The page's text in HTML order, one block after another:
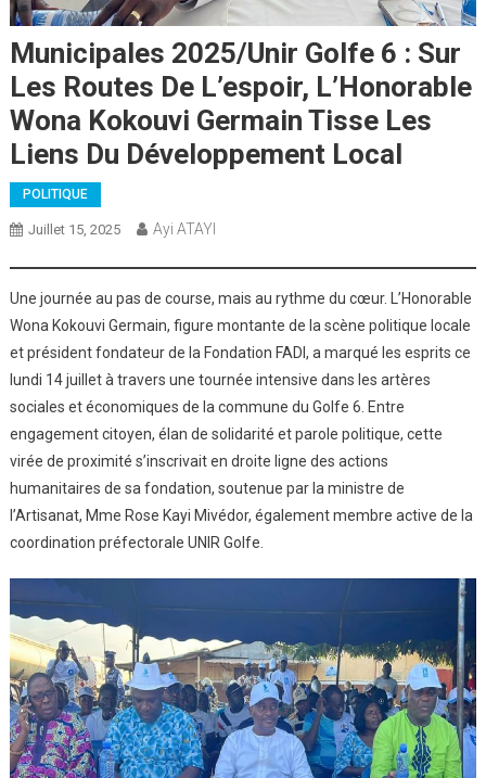
Municipales 2025/Unir Golfe 6 : Sur
Les Routes De L’espoir, L’Honorable
Wona Kokouvi Germain Tisse Les
Liens Du Développement Local
POLITIQUE
Juillet 15, 2025 Ayi ATAYI
Une journée au pas de course, mais au rythme du cœur. L’Honorable
Wona Kokouvi Germain, figure montante de la scène politique locale
et président fondateur de la Fondation FADI, a marqué les esprits ce
lundi 14 juillet à travers une tournée intensive dans les artères
sociales et économiques de la commune du Golfe 6. Entre
engagement citoyen, élan de solidarité et parole politique, cette
virée de proximité s’inscrivait en droite ligne des actions
humanitaires de sa fondation, soutenue par la ministre de
l’Artisanat, Mme Rose Kayi Mivédor, également membre active de la
coordination préfectorale UNIR Golfe.